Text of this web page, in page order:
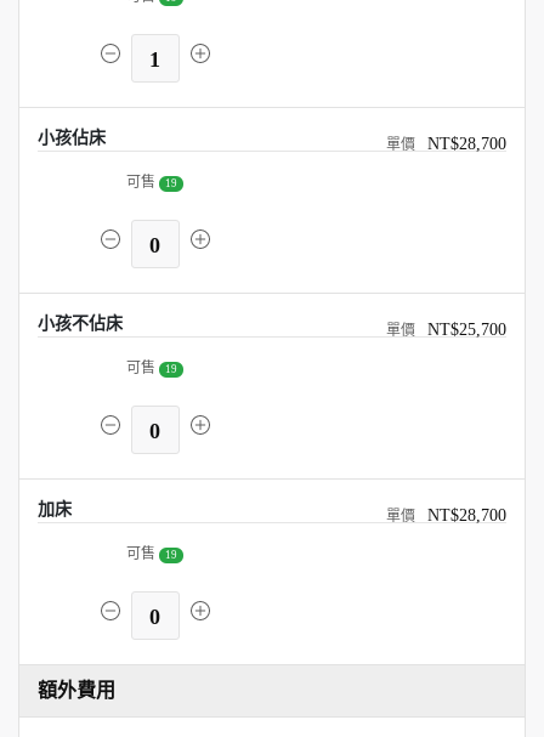
1
小孩佔床 NT$28,700
可售 19
0
小孩不佔床 NT$25,700
可售 19
0
加床 NT$28,700
可售 19
0
額外費用